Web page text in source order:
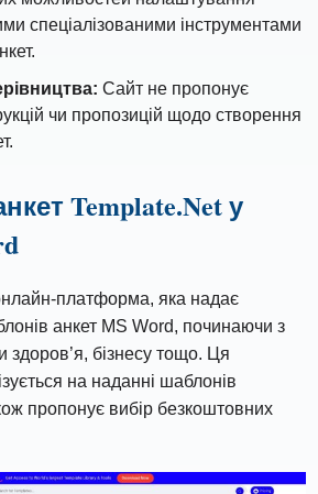
спеціалізованими інструментами
Сайт не пропонує
чи пропозицій щодо створення
Template.Net у
платформа, яка надає
анкет MS Word, починаючи з
здоров’я, бізнесу тощо. Ця
на наданні шаблонів
пропонує вибір безкоштовних